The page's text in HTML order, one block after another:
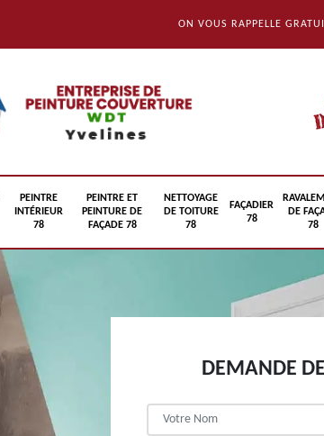
ON VOUS RAPPELLE
PEINTRE
INTÉRIEUR
78
PEINTRE ET
PEINTURE DE
FAÇADE 78
NETTOYAGE
DE TOITURE
78
FAÇADIER
78
DE
78
DEMANDE